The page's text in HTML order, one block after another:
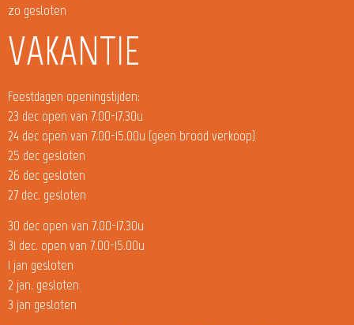
zo gesloten
VAKANTIE
Feestdagen openingstijden:
23 dec open van 7.00-17.30u
24 dec open van 7.00-15.00u (geen brood verkoop)
25 dec gesloten
26 dec gesloten
27 dec. gesloten
30 dec open van 7.00-17.30u
31 dec. open van 7.00-15.00u
1 jan gesloten
2 jan. gesloten
3 jan gesloten